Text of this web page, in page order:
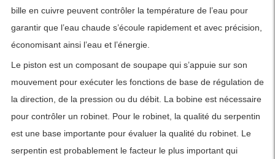
bille en cuivre peuvent contrôler la température de l’eau pour
garantir que l’eau chaude s’écoule rapidement et avec précision,
économisant ainsi l’eau et l’énergie.
Le piston est un composant de soupape qui s’appuie sur son
mouvement pour exécuter les fonctions de base de régulation de
la direction, de la pression ou du débit. La bobine est nécessaire
pour contrôler un robinet. Pour le robinet, la qualité du serpentin
est une base importante pour évaluer la qualité du robinet. Le
serpentin est probablement le facteur le plus important qui